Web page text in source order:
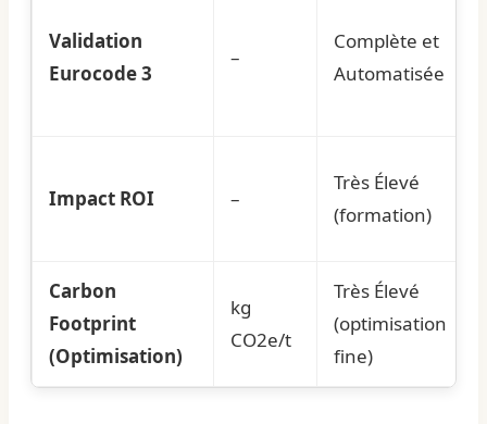
Validation
Eurocode 3
–
Complète et
Automatisée
Impact ROI –
Très Élevé
(formation)
Carbon
Footprint
(Optimisation)
kg
CO2e/t
Très Élevé
(optimisation
fine)